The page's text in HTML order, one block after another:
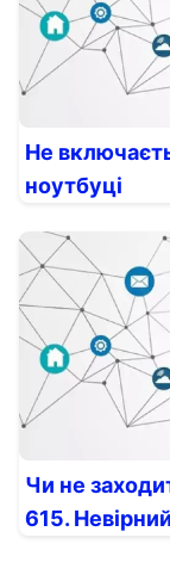
Не
ноутбуці
Чи не
615.